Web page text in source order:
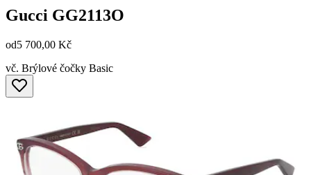
Gucci GG2113O
od5 700,00 Kč
vč. Brýlové čočky Basic